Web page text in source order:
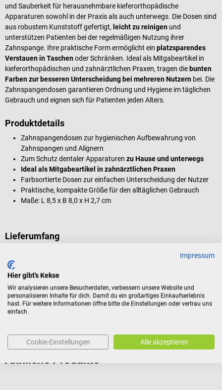
und Sauberkeit für herausnehmbare kieferorthopädische
Apparaturen sowohl in der Praxis als auch unterwegs. Die Dosen sind
aus robustem Kunststoff gefertigt, leicht zu reinigen und
unterstützen Patienten bei der regelmäßigen Nutzung ihrer
Zahnspange. Ihre praktische Form ermöglicht ein platzsparendes
Verstauen in Taschenoder Schränken. Ideal als Mitgabeartikel in
kieferorthopädischen und zahnärztlichen Praxen, tragen die bunten
Farben zur besseren Unterscheidung bei mehreren Nutzern bei. Die
Zahnspangendosen garantieren Ordnung und Hygiene im täglichen
Gebrauch und eignen sich für Patienten jeden Alters.
Produktdetails
Zahnspangendosen zur hygienischen Aufbewahrung von
Zahnspangen und Alignern
Zum Schutz dentaler Apparaturen zu Hause und unterwegs
Ideal als Mitgabeartikel in zahnärztlichen Praxen
Farbsortierte Dosen zur einfachen Unterscheidung der Nutzer
Praktische, kompakte Größe für den alltäglichen Gebrauch
Maße: L 8,5 x B 8,0 x H 2,7 cm
Lieferumfang
Produktidentifikation
Ähnliche Produkte
Impressum
Hier gibt's Kekse
Wir analysieren unsere Besucherdaten, verbessern unsere Website und
personalisieren Inhalte für dich. Damit du ein großartiges Einkaufserlebnis
hast. Für weitere Informationen öffne bitte die Einstellungen oder vertrau uns
einfach.
Cookie-Einstellungen Alle akzeptieren